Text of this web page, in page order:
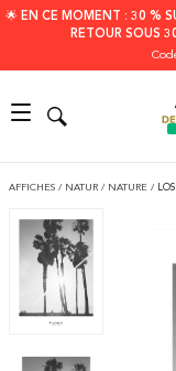
🌟 EN CE MOMENT : 30 %
RETOUR SOUS
AFFICHES / NATUR / NATURE /